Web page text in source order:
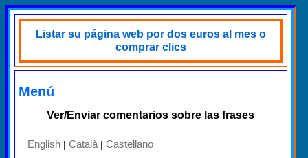
Listar su página web por dos euros al mes o
comprar clics
Menú
Ver/Enviar comentarios sobre las frases
English | Català | Castellano